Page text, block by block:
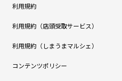
利用規約
利用規約（店頭受取サービス）
利用規約（しまうまマルシェ）
コンテンツポリシー